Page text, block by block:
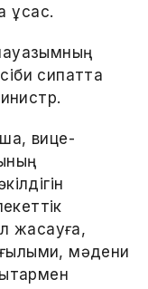
ұқсас.
сипатта
вице-
жасауға,
ғылыми, мәдени